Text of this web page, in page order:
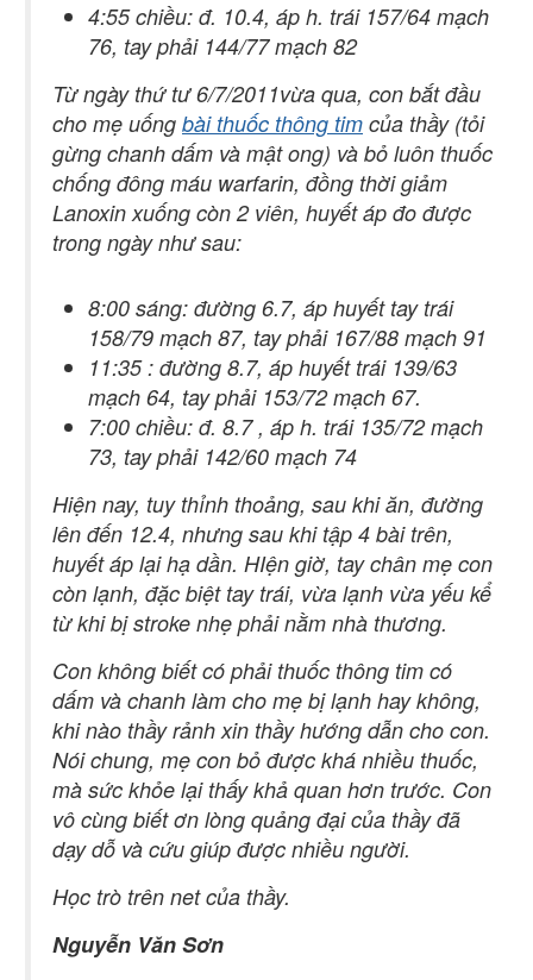
4:55 chiều: đ. 10.4, áp h. trái 157/64 mạch
76, tay phải 144/77 mạch 82
Từ ngày thứ tư 6/7/2011vừa qua, con bắt đầu
cho mẹ uống bài thuốc thông tim của thầy (tỏi
gừng chanh dấm và mật ong) và bỏ luôn thuốc
chống đông máu warfarin, đồng thời giảm
Lanoxin xuống còn 2 viên, huyết áp đo được
trong ngày như sau:
8:00 sáng: đường 6.7, áp huyết tay trái
158/79 mạch 87, tay phải 167/88 mạch 91
11:35 : đường 8.7, áp huyết trái 139/63
mạch 64, tay phải 153/72 mạch 67.
7:00 chiều: đ. 8.7 , áp h. trái 135/72 mạch
73, tay phải 142/60 mạch 74
Hiện nay, tuy thỉnh thoảng, sau khi ăn, đường
lên đến 12.4, nhưng sau khi tập 4 bài trên,
huyết áp lại hạ dần. HIện giờ, tay chân mẹ con
còn lạnh, đặc biệt tay trái, vừa lạnh vừa yếu kể
từ khi bị stroke nhẹ phải nằm nhà thương.
Con không biết có phải thuốc thông tim có
dấm và chanh làm cho mẹ bị lạnh hay không,
khi nào thầy rảnh xin thầy hướng dẫn cho con.
Nói chung, mẹ con bỏ được khá nhiều thuốc,
mà sức khỏe lại thấy khả quan hơn trước. Con
vô cùng biết ơn lòng quảng đại của thầy đã
dạy dỗ và cứu giúp được nhiều người.
Học trò trên net của thầy.
Nguyễn Văn Sơn